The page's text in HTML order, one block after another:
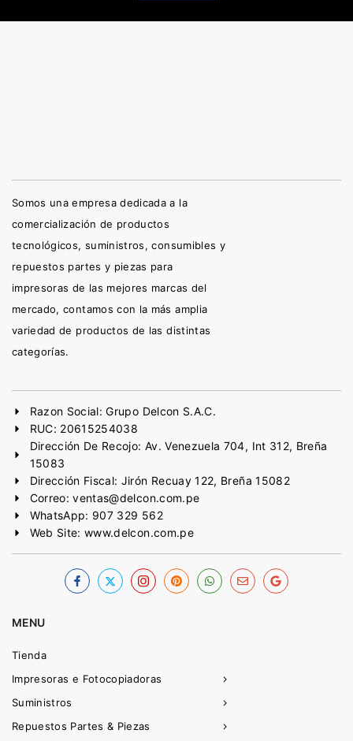
Somos una empresa dedicada a la
comercialización de productos
tecnológicos, suministros, consumibles y
repuestos partes y piezas para
impresoras de las mejores marcas del
mercado, contamos con la más amplia
variedad de productos de las distintas
categorías.
Razon Social: Grupo Delcon S.A.C.
RUC: 20615254038
Dirección De Recojo: Av. Venezuela 704, Int 312, Breña
15083
Dirección Fiscal: Jirón Recuay 122, Breña 15082
Correo: ventas@delcon.com.pe
WhatsApp: 907 329 562
Web Site: www.delcon.com.pe
MENU
Tienda
Impresoras e Fotocopiadoras
Suministros
Repuestos Partes & Piezas